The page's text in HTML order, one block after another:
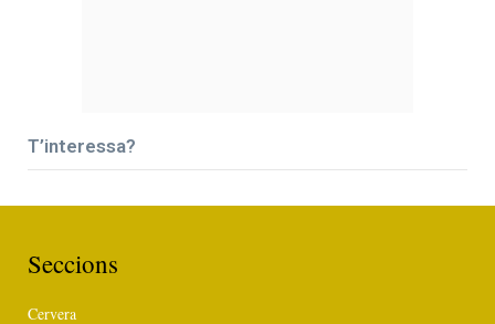
T’interessa?
Seccions
Cervera